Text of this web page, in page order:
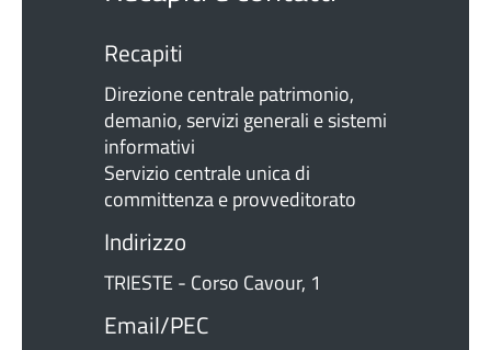
Recapiti
Direzione centrale patrimonio,
demanio, servizi generali e sistemi
informativi
Servizio centrale unica di
committenza e provveditorato
Indirizzo
TRIESTE - Corso Cavour, 1
Email/PEC